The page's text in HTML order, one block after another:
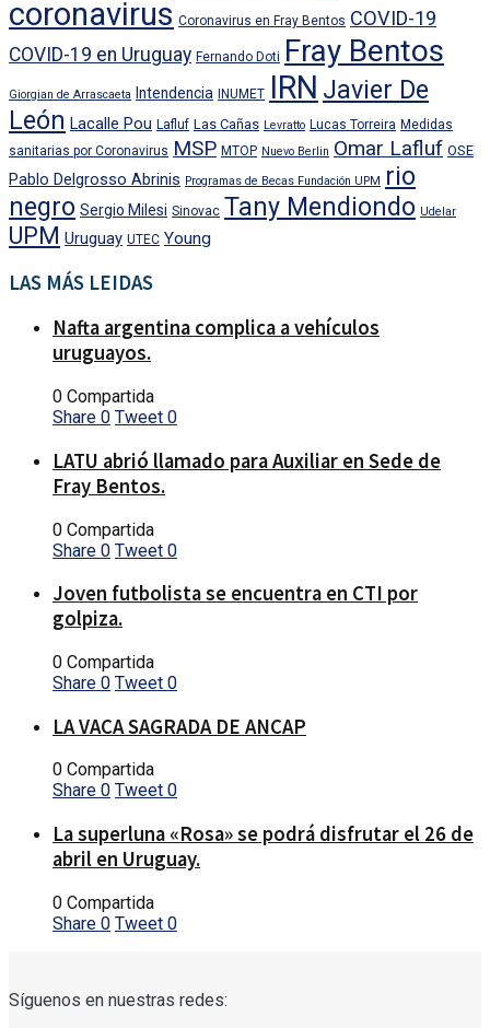
coronavirus Coronavirus en Fray Bentos COVID-19
COVID-19 en Uruguay Fernando Doti Fray Bentos
Giorgian de Arrascaeta Intendencia INUMET IRN Javier De
León Lacalle Pou Lafluf Las Cañas Levratto Lucas Torreira Medidas
sanitarias por Coronavirus MSP MTOP Nuevo Berlin Omar Lafluf OSE
Pablo Delgrosso Abrinis Programas de Becas Fundación UPM rio
negro Sergio Milesi Sinovac Tany Mendiondo Udelar
UPM Uruguay UTEC Young
LAS MÁS LEIDAS
Nafta argentina complica a vehículos
uruguayos.
0 Compartida
Share 0 Tweet 0
LATU abrió llamado para Auxiliar en Sede de
Fray Bentos.
0 Compartida
Share 0 Tweet 0
Joven futbolista se encuentra en CTI por
golpiza.
0 Compartida
Share 0 Tweet 0
LA VACA SAGRADA DE ANCAP
0 Compartida
Share 0 Tweet 0
La superluna «Rosa» se podrá disfrutar el 26 de
abril en Uruguay.
0 Compartida
Share 0 Tweet 0
Síguenos en nuestras redes: